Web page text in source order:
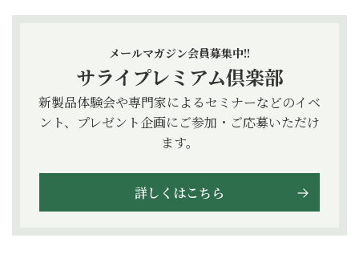
メールマガジン会員募集中!!
サライプレミアム倶楽部
新製品体験会や専門家によるセミナーなどのイベ
ント、プレゼント企画にご参加・ご応募いただけ
ます。
詳しくはこちら